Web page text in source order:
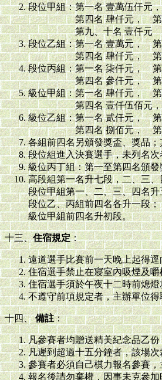
段位甲組：第一名 壹萬伍仟
第四名 肆仟元， 第五、
第九、十名 壹仟元
段位乙組：第一名 壹萬元，
第四名 肆仟元， 第五、
段位丙組：第一名 柒仟元，
第四名 參仟元， 第五、
級位甲組：第一名 肆仟元，
第四名 壹仟伍佰元，
級位乙組：第一名 貳仟元，
第四名 捌佰元， 第五
各組前四名另頒發獎盃、獎品
段位組進入決賽選手，未列名
級位丙丁組：第一至第四名頒
高段組第一名升七段，二、三
段位甲組第一、二、三、四名
段位乙、丙組前四名各升一段；
級位甲組前四名升初段。
十三、住宿規定：
遠道選手比賽前一天晚上起得
住宿選手禁止在寢室內吸煙及
住宿選手須於午夜十二時前熄燈
不遵守前項規定者，主辦單位
十四、備註：
凡參賽者均贈送精美紀念品乙
凡遲到超過十五分鐘者，該場
參賽者必須自己棋力報名參賽
報名後請勿棄權，因事未克參